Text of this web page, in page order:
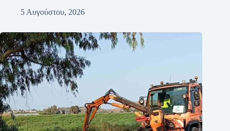
5 Αυγούστου, 2026